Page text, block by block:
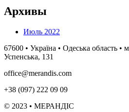
Архивы
Июль 2022
67600 • Україна • Одеська область •
Успенська, 131
office@merandis.com
+38 (097) 222 09 09
© 2023 • МЕРАНДІС